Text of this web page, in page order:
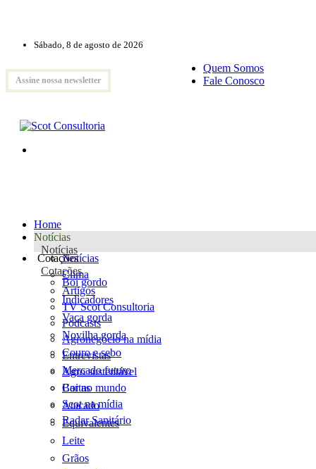
Sábado, 8 de agosto de 2026
Assine nossa newsletter
Quem Somos
Fale Conosco
Home
Notícias
Notícias
Notícias
Clima
Artigos
TV Scot Consultoria
Podcasts
Agronegócio na mídia
Entrevistas
Agro sustentável
Cartas
Scot na mídia
Radar Sanitário
Cotações
Cotações
Boi gordo
Indicadores
Vaca gorda
Novilha gorda
Couro e sebo
Mercado futuro
Boi no mundo
Atacado
Equivalentes
Leite
Grãos